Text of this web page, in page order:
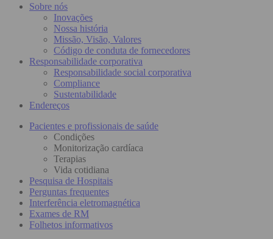
Sobre nós
Inovações
Nossa história
Missão, Visão, Valores
Código de conduta de fornecedores
Responsabilidade corporativa
Responsabilidade social corporativa
Compliance
Sustentabilidade
Endereços
Pacientes e profissionais de saúde
Condições
Monitorização cardíaca
Terapias
Vida cotidiana
Pesquisa de Hospitais
Perguntas frequentes
Interferência eletromagnética
Exames de RM
Folhetos informativos